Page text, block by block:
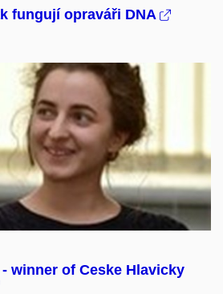
fungují opraváři DNA
winner of Ceske Hlavicky